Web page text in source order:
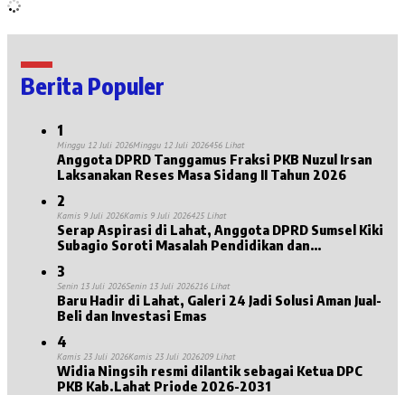
Berita Populer
1
Minggu 12 Juli 2026Minggu 12 Juli 2026456 Lihat
Anggota DPRD Tanggamus Fraksi PKB Nuzul Irsan
Laksanakan Reses Masa Sidang II Tahun 2026
2
Kamis 9 Juli 2026Kamis 9 Juli 2026425 Lihat
Serap Aspirasi di Lahat, Anggota DPRD Sumsel Kiki
Subagio Soroti Masalah Pendidikan dan
3
Senin 13 Juli 2026Senin 13 Juli 2026216 Lihat
Baru Hadir di Lahat, Galeri 24 Jadi Solusi Aman Jual-
Beli dan Investasi Emas
4
Kamis 23 Juli 2026Kamis 23 Juli 2026209 Lihat
Widia Ningsih resmi dilantik sebagai Ketua DPC
PKB Kab.Lahat Priode 2026-2031